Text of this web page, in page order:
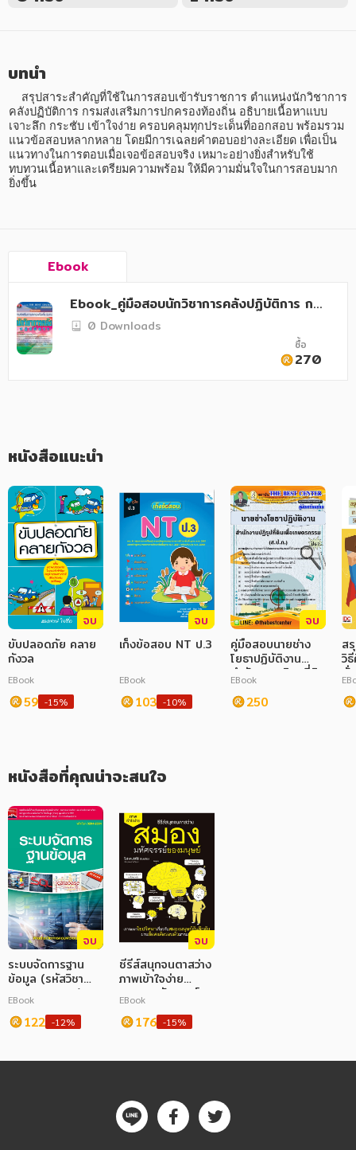
อาหาร สุขภาพ การแพทย์
ศิลปะ บันเทิง กีฬา ท่องเที่ยว
สังคม วัฒนธรรม การปกครอง ศาสนาและปรัชญา
ศาสนา และปรัชญา
นิตยสาร หนังสือพิมพ์
ครอบครัว
วรรณกรรม
ภาษาศาสตร์
หนังสือเด็ก
การพัฒนาตนเอง
ความรู้ทั่วไป
การ์ตูนความรู้ การ์ตูน
การ์ตูนมังงะ (Manga)
บทนำ
คลังปฏิบัติการ กรมส่งเสริมการปกครองท้องถิ่น อธิบายเนื้อหาแบบ
เจาะลึก กระชับ เข้าใจง่าย ครอบคลุมทุกประเด็นที่ออกสอบ พร้อมรวม
แนวข้อสอบหลากหลาย โดยมีการเฉลยคำตอบอย่างละเอียด เพื่อเป็น
แนวทางในการตอบเมื่อเจอข้อสอบจริง เหมาะอย่างยิ่งสำหรับใช้
ทบทวนเนื้อหาและเตรียมความพร้อม ให้มีความมั่นใจในการสอบมาก
ยิ่งขึ้น
Ebook
Ebook_คู่มือสอบนักวิชาการคลังปฏิบัติการ กร
มส่งเสริมการปกครองท้องถิ่น
0 Downloads
ซื้อ
270
หนังสือแนะนำ
จบ
ขับปลอดภัย คลาย
กังวล
EBook
59 -15%
จบ
เก็งข้อสอบ NT ป.3
EBook
103 -10%
จบ
คู่มือสอบนายช่าง
โยธาปฏิบัติงาน
สำนักงานปฏิรูปที่ดิน
เพื่อเกษตรกรรม
(ส.ป.ก.)
EBook
250
ส
วิ
มั่
หนังสือที่คุณน่าจะสนใจ
จบ
ระบบจัดการฐาน
ข้อมูล (รหัสวิชา
3204-2004)
EBook
122 -12%
จบ
ซีรีส์สนุกจนตาสว่าง
ภาพเข้าใจง่าย
สมอง มหัศจรรย์
ของมนุษย์
EBook
176 -15%